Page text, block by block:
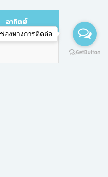
อาทิตย์
ช่องทางการติดต่อ